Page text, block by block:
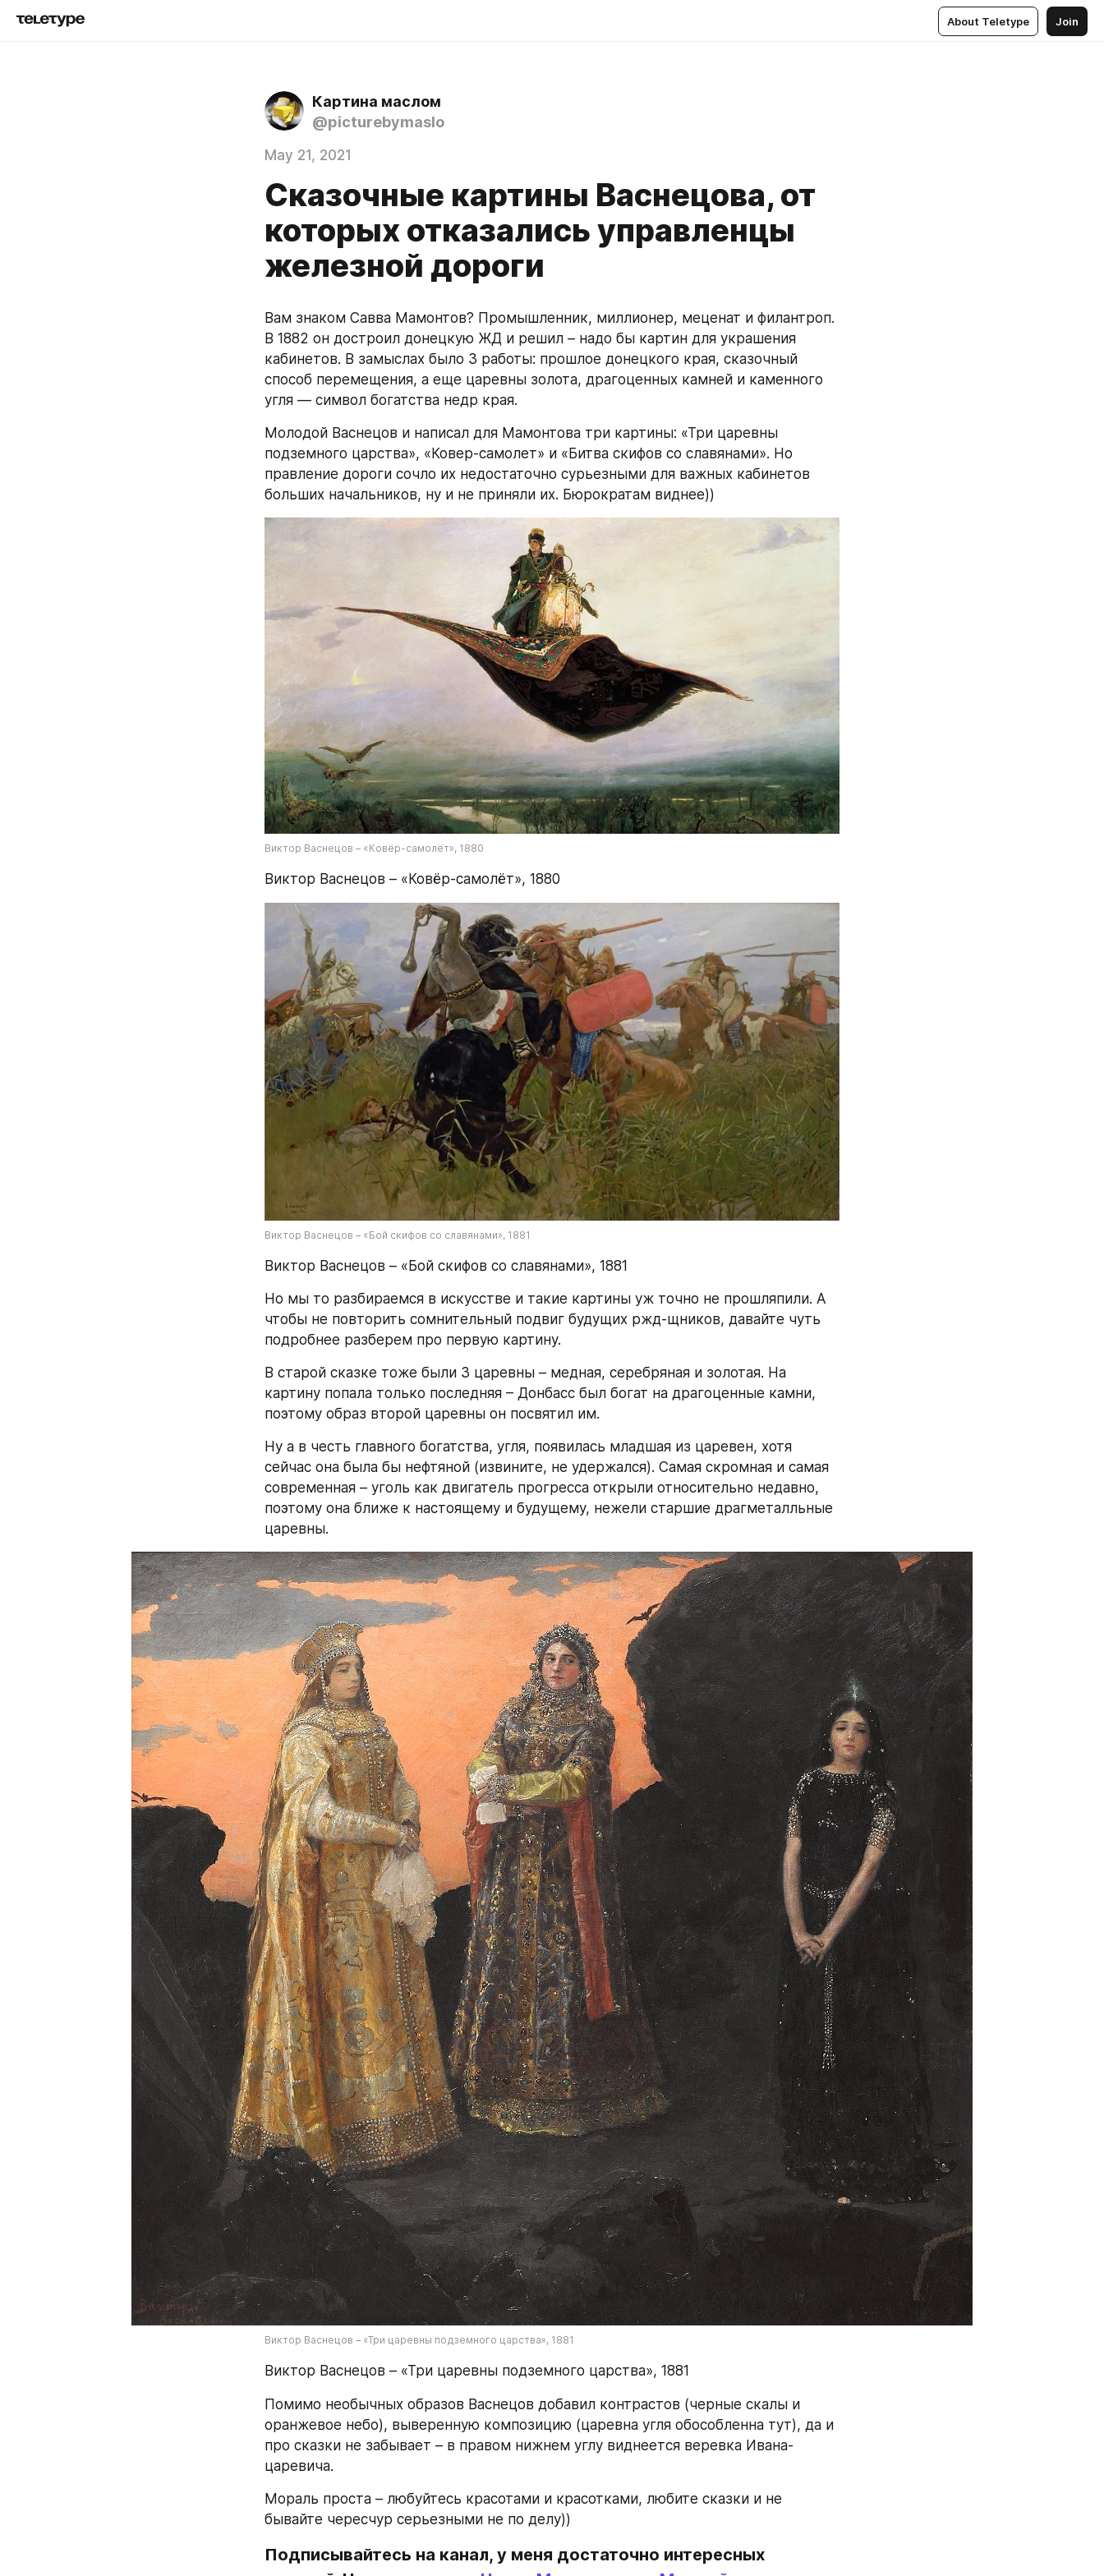
About Teletype Join
Картина маслом
@picturebymaslo
May 21, 2021
Сказочные картины Васнецова, от
которых отказались управленцы
железной дороги
Вам знаком Савва Мамонтов? Промышленник, миллионер, меценат и филантроп.
В 1882 он достроил донецкую ЖД и решил – надо бы картин для украшения
кабинетов. В замыслах было 3 работы: прошлое донецкого края, сказочный
способ перемещения, а еще царевны золота, драгоценных камней и каменного
угля — символ богатства недр края.
Молодой Васнецов и написал для Мамонтова три картины: «Три царевны
подземного царства», «Ковер-самолет» и «Битва скифов со славянами». Но
правление дороги сочло их недостаточно сурьезными для важных кабинетов
больших начальников, ну и не приняли их. Бюрократам виднее))
Виктор Васнецов – «Ковёр-самолёт», 1880
Виктор Васнецов – «Ковёр-самолёт», 1880
Виктор Васнецов – «Бой скифов со славянами», 1881
Виктор Васнецов – «Бой скифов со славянами», 1881
Но мы то разбираемся в искусстве и такие картины уж точно не прошляпили. А
чтобы не повторить сомнительный подвиг будущих ржд-щников, давайте чуть
подробнее разберем про первую картину.
В старой сказке тоже были 3 царевны – медная, серебряная и золотая. На
картину попала только последняя – Донбасс был богат на драгоценные камни,
поэтому образ второй царевны он посвятил им.
Ну а в честь главного богатства, угля, появилась младшая из царевен, хотя
сейчас она была бы нефтяной (извините, не удержался). Самая скромная и самая
современная – уголь как двигатель прогресса открыли относительно недавно,
поэтому она ближе к настоящему и будущему, нежели старшие драгметалльные
царевны.
Виктор Васнецов – «Три царевны подземного царства», 1881
Виктор Васнецов – «Три царевны подземного царства», 1881
Помимо необычных образов Васнецов добавил контрастов (черные скалы и
оранжевое небо), выверенную композицию (царевна угля обособленна тут), да и
про сказки не забывает – в правом нижнем углу виднеется веревка Ивана-
царевича.
Мораль проста – любуйтесь красотами и красотками, любите сказки и не
бывайте чересчур серьезными не по делу))
Подписывайтесь на канал, у меня достаточно интересных